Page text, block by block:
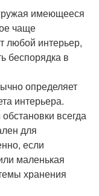
имеющееся
чаще
любой интерьер,
беспорядка в
определяет
интерьера.
всегда
для
если
маленькая
хранения